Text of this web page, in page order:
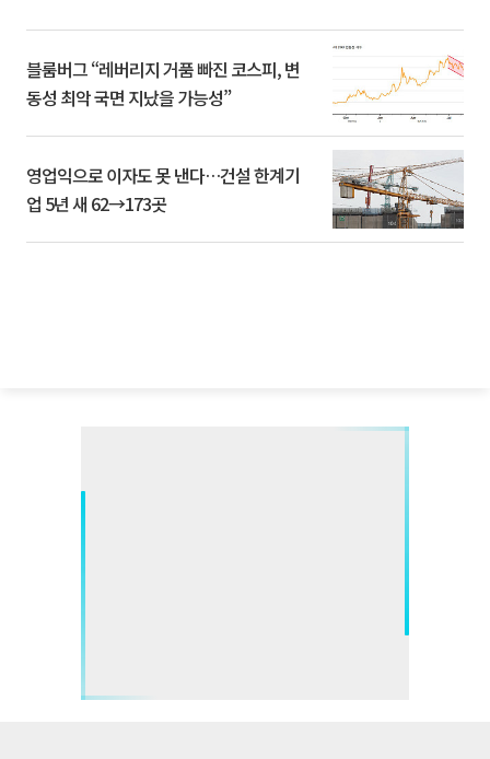
블룸버그 “레버리지 거품 빠진 코스피, 변
동성 최악 국면 지났을 가능성”
영업익으로 이자도 못 낸다…건설 한계기
업 5년 새 62→173곳